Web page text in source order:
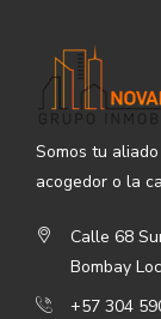
Somos tu
acogedor o la
Calle 68
Bombay
+57 304